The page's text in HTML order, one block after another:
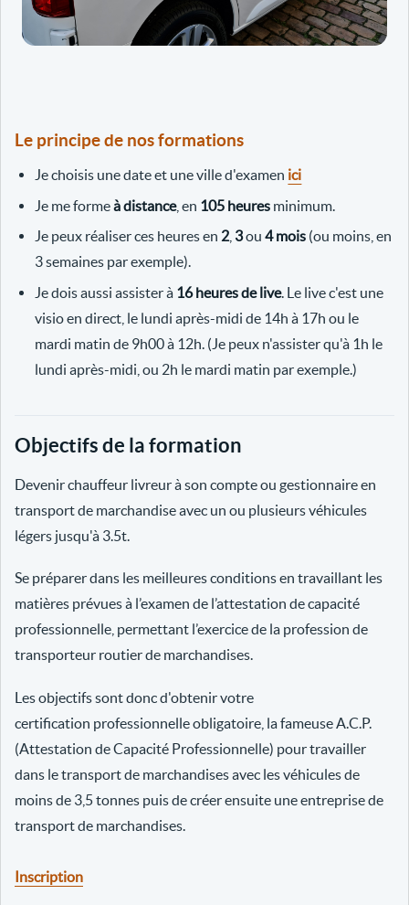
Le principe de nos formations
Je choisis une date et une ville d'examen ici
Je me formeà distance, en 105 heures minimum.
Je peux réaliser ces heures en 2 3ou4 mois (ou moins, en
3 semaines par exemple).
Je dois aussi assister à 16 heures de live. Le live c'est une
visio en direct, le lundi après-midi de 14h à 17h ou le
mardi matin de 9h00 à 12h. (Je peux n'assister qu'à 1h le
lundi après-midi, ou 2h le mardi matin par exemple.)
Objectifs de la formation
Devenir chauffeur livreur à son compte ou gestionnaire en
transport de marchandise avec un ou plusieurs véhicules
légers jusqu'à 3.5t.
Se préparer dans les meilleures conditions en travaillant les
matières prévues à l’examen de l’attestation de capacité
professionnelle, permettant l’exercice de la profession de
transporteur routier de marchandises.
Les objectifs sont donc d'obtenir votre
certification professionnelle obligatoire, la fameuse A.C.P.
(Attestation de Capacité Professionnelle) pour travailler
dans le transport de marchandises avec les véhicules de
moins de 3,5 tonnes puis de créer ensuite une entreprise de
transport de marchandises.
Inscription